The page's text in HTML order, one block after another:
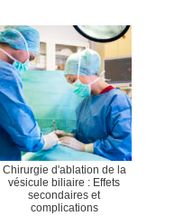
Chirurgie d'ablation de la
vésicule biliaire : Effets
secondaires et
complications